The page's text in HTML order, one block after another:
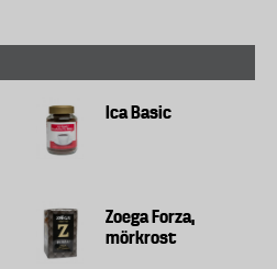
Ica Basic
Zoega Forza,
mörkrost